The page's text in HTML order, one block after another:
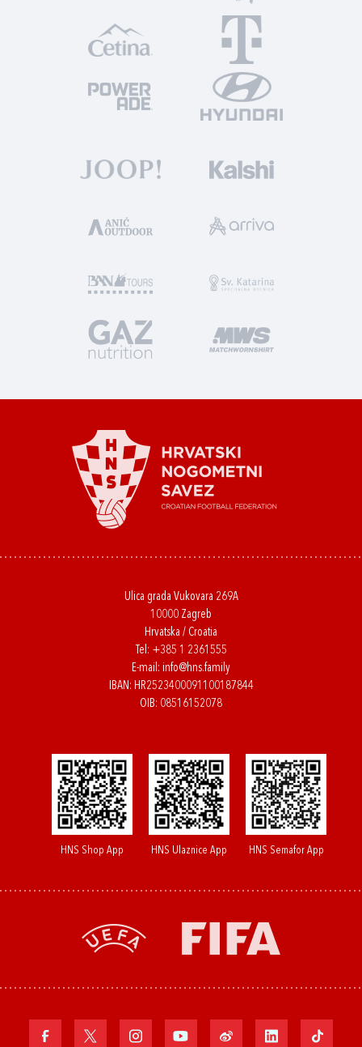
Ulica grada Vukovara 269A
10000 Zagreb
Hrvatska / Croatia
Tel: +385 1 2361555
E-mail: info@hns.family
IBAN: HR2523400091100187844
OIB: 08516152078
HNS Shop App HNS Ulaznice App HNS Semafor App